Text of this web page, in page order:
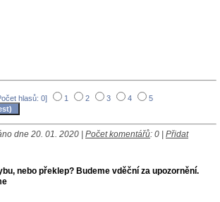
hlasů: 0] 1 2 3 4 5
dne 20. 01. 2020 | Počet komentářů: 0 | Přidat
nebo překlep? Budeme vděční za upozornění.